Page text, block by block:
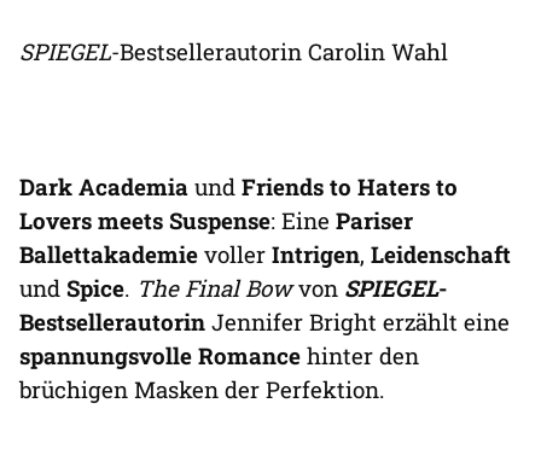
SPIEGEL-Bestsellerautorin Carolin Wahl
Dark Academia und Friends to Haters to
Lovers meets Suspense: Eine Pariser
Ballettakademie voller Intrigen, Leidenschaft
und Spice. The Final Bowvon SPIEGEL-
Bestsellerautorin Jennifer Bright erzählt eine
spannungsvolle Romance hinter den
brüchigen Masken der Perfektion.